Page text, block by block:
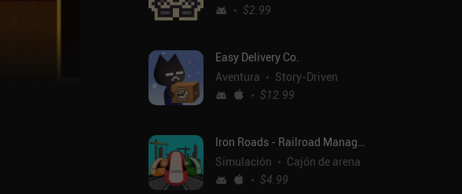
$2.99
Easy Delivery Co.
Aventura
Story-Driven
$12.99
Iron Roads - Railroad Manager
Simulación
Cajón de arena
$4.99